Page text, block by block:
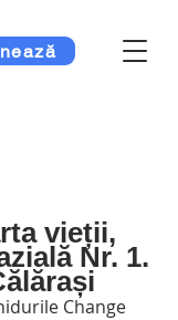
vieții,
Nr. 1.
Change